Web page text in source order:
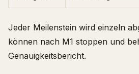
Jeder Meilenstein wird einzeln
können nach M1 stoppen und
Genauigkeitsbericht.